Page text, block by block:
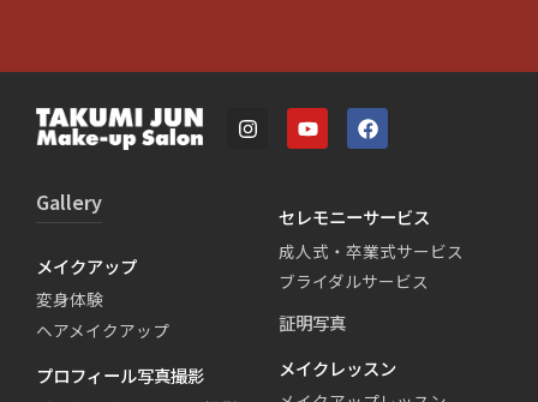
Gallery
メイクアップ
変身体験
ヘアメイクアップ
プロフィール写真撮影
セレモニーサービス
成人式・卒業式サービス
ブライダルサービス
証明写真
メイクレッスン